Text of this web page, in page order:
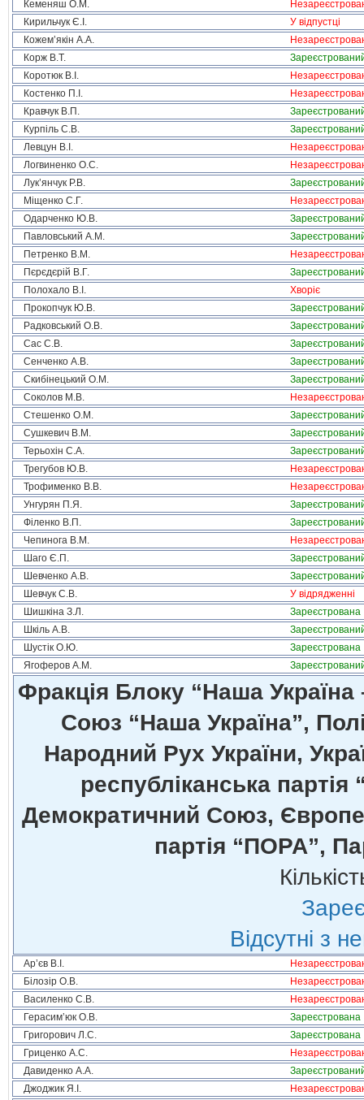
Кеменяш О.М.
Кирильчук Є.І.
У відпустці
Кожем’якін А.А.
Корж В.Т.
Коротюк В.І.
Костенко П.І.
Кравчук В.П.
Курпіль С.В.
Левцун В.І.
Логвиненко О.С.
Лук’янчук Р.В.
Міщенко С.Г.
Одарченко Ю.В.
Павловський А.М.
Петренко В.М.
Пєрєдєрій В.Г.
Полохало В.І.
Хворіє
Прокопчук Ю.В.
Радковський О.В.
Сас С.В.
Сенченко А.В.
Скибінецький О.М.
Соколов М.В.
Стешенко О.М.
Сушкевич В.М.
Терьохін С.А.
Трегубов Ю.В.
Трофименко В.В.
Унгурян П.Я.
Філенко В.П.
Чепинога В.М.
Шаго Є.П.
Шевченко А.В.
Шевчук С.В.
У відрядженні
Шишкіна З.Л.
Зареєстрована
Шкіль А.В.
Шустік О.Ю.
Зареєстрована
Ягоферов А.М.
Фракція Блоку “Наша
Союз “Наша Україна”,
Народний Рух України,
республіканська
Демократичний Союз,
партія “ПОРА”,
Відсутні з
Ар’єв В.І.
Білозір О.В.
Василенко С.В.
Герасим’юк О.В.
Зареєстрована
Григорович Л.С.
Зареєстрована
Гриценко А.С.
Давиденко А.А.
Джоджик Я.І.